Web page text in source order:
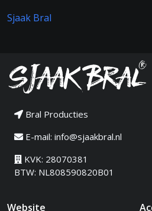
Sjaak Bral
Bral Producties
E-mail: info@sjaakbral.nl
KVK: 28070381
BTW: NL808590820B01
Website